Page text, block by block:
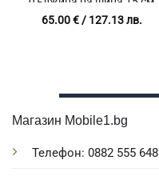
Подходящ за клони,
храсти и мека дървесина,
65.00€/ 127.13 лв.
Магазин Mobile1.bg
Телефон: 0882 555 648